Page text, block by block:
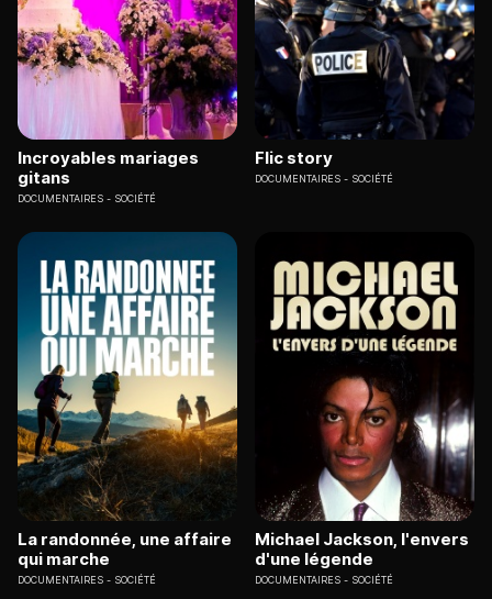
Incroyables mariages
gitans
DOCUMENTAIRES SOCIÉTÉ
Flic story
DOCUMENTAIRES SOCIÉTÉ
La randonnée, une affaire
qui marche
DOCUMENTAIRES SOCIÉTÉ
Michael Jackson, l'envers
d'une légende
DOCUMENTAIRES SOCIÉTÉ